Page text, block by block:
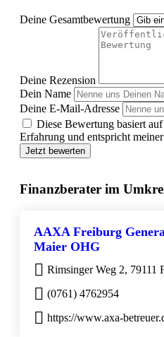
Deine Gesamtbewertung
Deine Rezension
Dein Name
Deine E-Mail-Adresse
Diese Bewertung basiert
Erfahrung und entspricht
Jetzt bewerten
Finanzberater im
AAXA Freiburg
Maier OHG
Rimsinger Weg 2, 79111
(0761) 4762954
https://www.axa-